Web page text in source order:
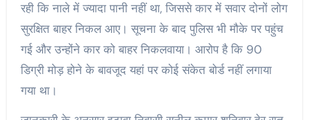
रही कि नाले में ज्यादा पानी नहीं था, जिससे कार में सवार दोनों लोग
सुरक्षित बाहर निकल आए। सूचना के बाद पुलिस भी मौके पर पहुंच
गई और उन्होंने कार को बाहर निकलवाया। आरोप है कि 90
डिग्री मोड़ होने के बावजूद यहां पर कोई संकेत बोर्ड नहीं लगाया
गया था।